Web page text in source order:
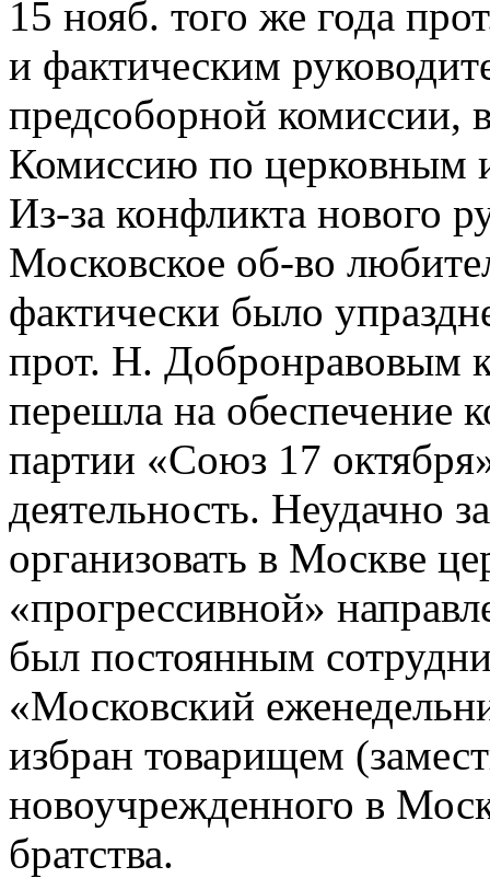
15 нояб. того же года
и фактическим
предсоборной комиссии,
Комиссию по церковным
Из-за конфликта нового
Московское об-во
фактически было
прот. Н. Добронравовым
перешла на обеспечение
партии «Союз 17
деятельность. Неудачно
организовать в Москве
«прогрессивной»
был постоянным
«Московский
избран товарищем
новоучрежденного в
братства.